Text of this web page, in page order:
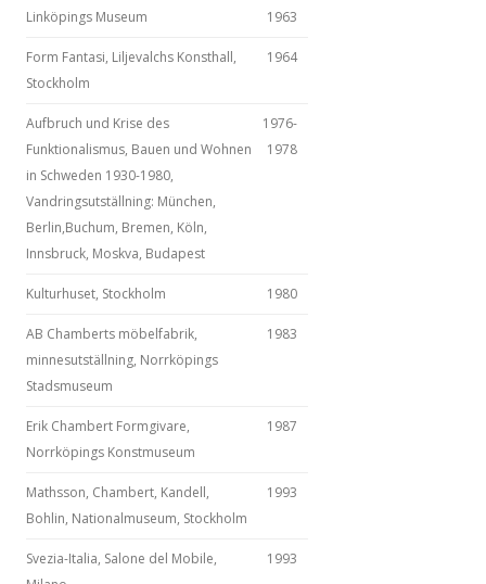
Linköpings Museum 1963
Form Fantasi, Liljevalchs Konsthall,
Stockholm
1964
Aufbruch und Krise des
Funktionalismus, Bauen und Wohnen
in Schweden 1930-1980,
Vandringsutställning: München,
Berlin,Buchum, Bremen, Köln,
Innsbruck, Moskva, Budapest
1976-
1978
Kulturhuset, Stockholm 1980
AB Chamberts möbelfabrik,
minnesutställning, Norrköpings
Stadsmuseum
1983
Erik Chambert Formgivare,
Norrköpings Konstmuseum
1987
Mathsson, Chambert, Kandell,
Bohlin, Nationalmuseum, Stockholm
1993
Svezia-Italia, Salone del Mobile,
1993